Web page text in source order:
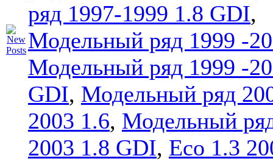
ряд 1997-1999 1.8 GDI,
Модельный ряд 1999 -
Модельный ряд 1999 -
GDI, Модельный ряд
2003 1.6, Модельный
2003 1.8 GDI, Eco 1.3